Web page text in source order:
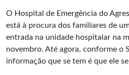
O Hospital de Emergência do
está à procura dos familiares de
entrada na unidade hospitalar na
novembro. Até agora, conforme o
informação que se tem é que ele